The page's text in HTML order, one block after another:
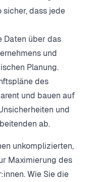
sicher, dass jede
Daten über das
und
Planung.
des
und bauen auf
und
ab.
unkomplizierten,
Maximierung des
Wie Sie die